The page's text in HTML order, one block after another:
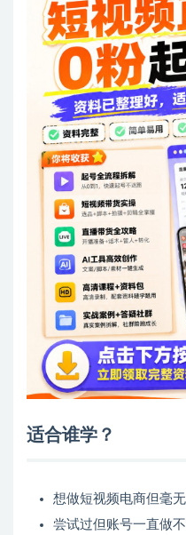
适合谁学？
想做短视频电商但毫无
尝试过但账号一直做不